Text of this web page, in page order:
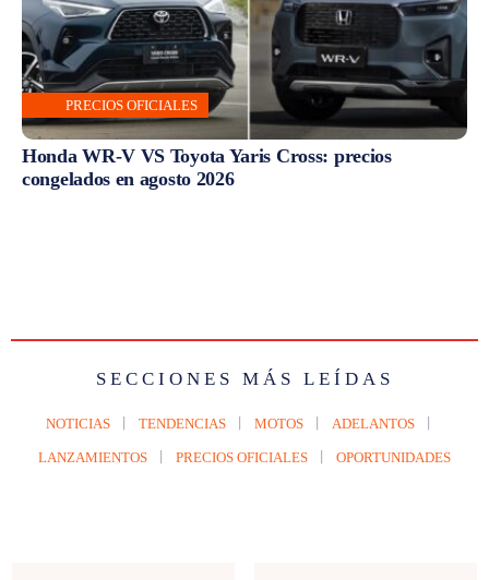
PRECIOS OFICIALES
Honda WR-V VS Toyota Yaris Cross: precios
congelados en agosto 2026
SECCIONES MÁS LEÍDAS
NOTICIAS TENDENCIAS MOTOS ADELANTOS
LANZAMIENTOS PRECIOS OFICIALES OPORTUNIDADES